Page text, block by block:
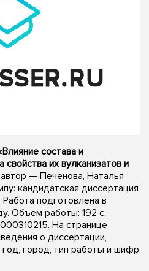
Влияние состава и
их вулканизатов и
автор — Печенова, Наталья
кандидатская диссертация
Работа подготовлена в
Объем работы: 192 с..
На странице
о диссертации,
год, город, тип работы и шифр